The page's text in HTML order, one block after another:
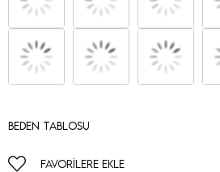
Beden Tablosu
FAVORILERE EKLE